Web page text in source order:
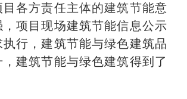
目各方责任主体的建筑节能意
项目现场建筑节能信息公示
执行 ，建筑节能与绿色建筑品
，建筑节能与绿色建筑得到了